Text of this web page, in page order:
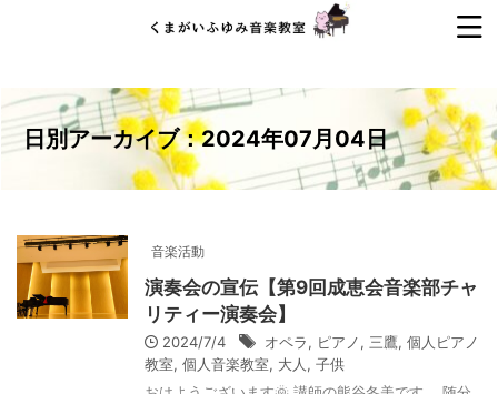
日別アーカイブ：2024年07月04日
音楽活動
演奏会の宣伝【第9回成恵会音楽部チャ
リティー演奏会】
2024/7/4 オペラ, ピアノ, 三鷹, 個人ピアノ
教室, 個人音楽教室, 大人 , 子供